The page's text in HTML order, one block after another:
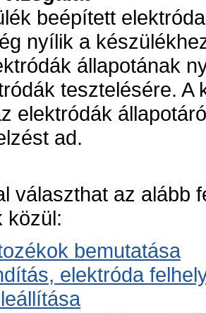
beépített
nyílik a
állapotának
tesztelésére. A
elektródák
ad.
választhat az alább
közül:
bemutatása
elektróda